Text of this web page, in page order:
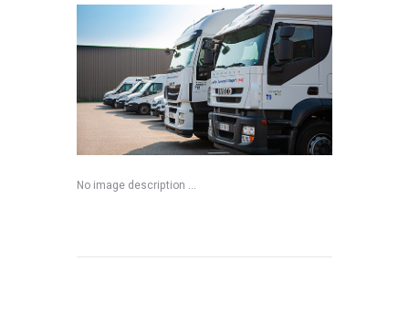
No image description ...